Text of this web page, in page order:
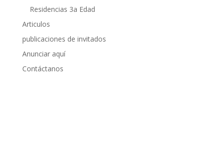
Residencias 3a Edad
Articulos
publicaciones de invitados
Anunciar aquí
Contáctanos